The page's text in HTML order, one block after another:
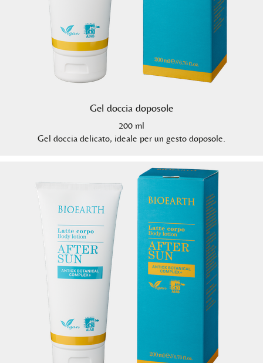
Gel doccia doposole
200 ml
Gel doccia delicato, ideale per un gesto doposole.